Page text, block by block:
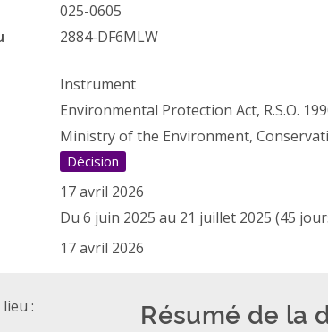
025-0605
2884-DF6MLW
Instrument
Environmental Protection Act, R.S.O.
Ministry of the Environment,
Décision
17 avril 2026
Du 6 juin 2025 au 21 juillet 2025 (45
17 avril 2026
: Résumé de la